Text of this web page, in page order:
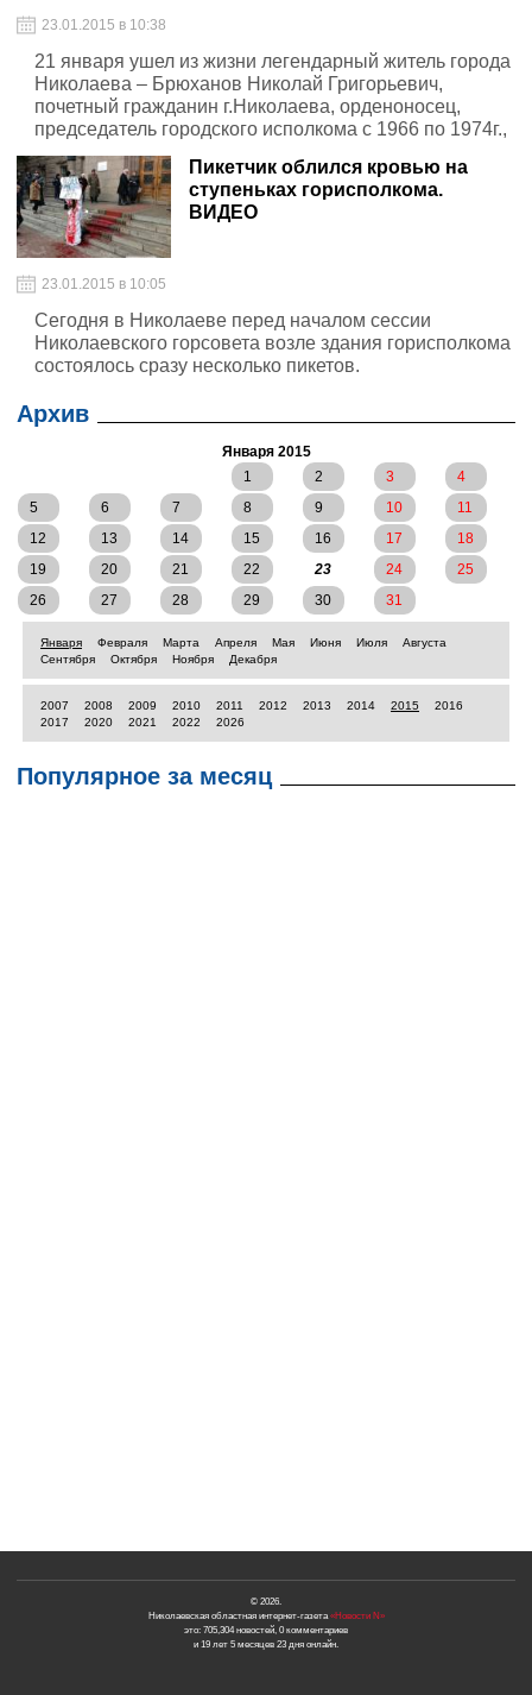
23.01.2015 в 10:38
21 января ушел из жизни легендарный житель города
Николаева – Брюханов Николай Григорьевич,
почетный гражданин г.Николаева, орденоносец,
председатель городского исполкома с 1966 по 1974г.,
отдавший всю свою трудовую жизнь на развитие и
процветание г.Николаева.Пикетчик облился кровью на
ступеньках горисполкома.
ВИДЕО
23.01.2015 в 10:05
Сегодня в Николаеве перед началом сессии
Николаевского горсовета возле здания горисполкома
состоялось сразу несколько пикетов.
Архив
Января 2015
1
2 3
4
5
6 7 8 9 10
11
12
13 14 15 16 17
18
19
20 21 22 23 24
25
26
27 28 29 30 31
Января Февраля Марта Апреля Мая Июня Июля
Августа
Сентября
Октября Ноября Декабря
2007 2008 2009 2010 2011 2012 2013 2014 2015
2016
2017
2020 2021 2022 2026
Популярное за месяц
© 2026.
Николаевская областная интернет-газета«Новости N»
это: 705,304 новостей, 0 комментариев
и 19 лет 5 месяцев 23 дня онлайн.